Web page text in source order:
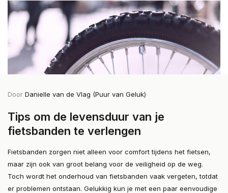
Door Danielle van de Vlag (Puur van Geluk)
Tips om de levensduur van je
fietsbanden te verlengen
Fietsbanden zorgen niet alleen voor comfort tijdens het fietsen,
maar zijn ook van groot belang voor de veiligheid op de weg.
Toch wordt het onderhoud van fietsbanden vaak vergeten, totdat
er problemen ontstaan. Gelukkig kun je met een paar eenvoudige